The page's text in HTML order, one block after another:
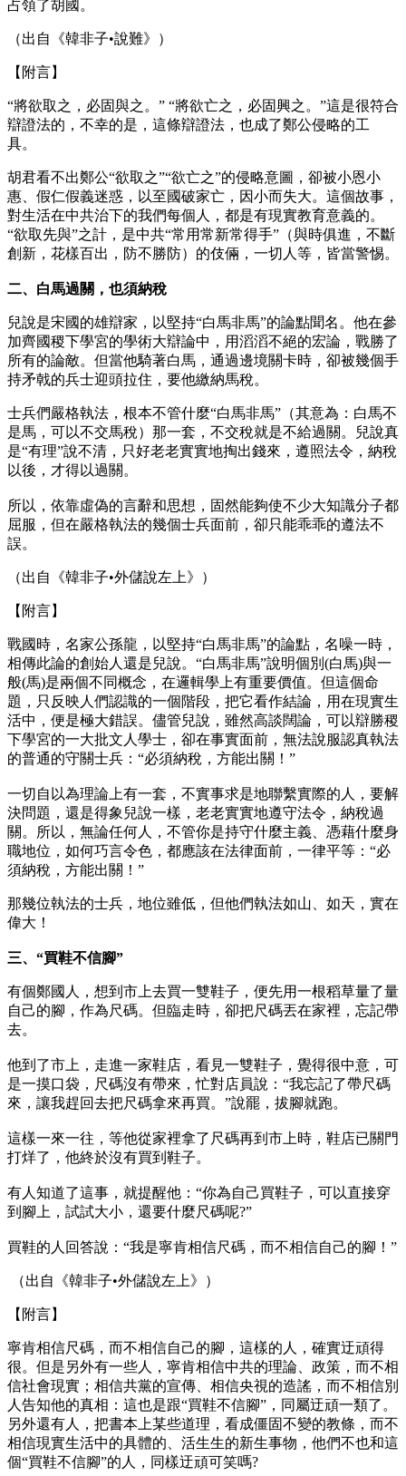
占領了胡國。
（出自《韓非子•說難》）
【附言】
“將欲取之，必固與之。” “將欲亡之，必固興之。”這是很符合
辯證法的，不幸的是，這條辯證法，也成了鄭公侵略的工
具。
胡君看不出鄭公“欲取之”“欲亡之”的侵略意圖，卻被小恩小
惠、假仁假義迷惑，以至國破家亡，因小而失大。這個故事，
對生活在中共治下的我們每個人，都是有現實教育意義的。
“欲取先與”之計，是中共“常用常新常得手”（與時俱進，不斷
創新，花樣百出，防不勝防）的伎倆，一切人等，皆當警惕。
二、白馬過關，也須納稅
兒說是宋國的雄辯家，以堅持“白馬非馬”的論點聞名。他在參
加齊國稷下學宮的學術大辯論中，用滔滔不絕的宏論，戰勝了
所有的論敵。但當他騎著白馬，通過邊境關卡時，卻被幾個手
持矛戟的兵士迎頭拉住，要他繳納馬稅。
士兵們嚴格執法，根本不管什麼“白馬非馬”（其意為：白馬不
是馬，可以不交馬稅）那一套，不交稅就是不給過關。兒說真
是“有理”說不清，只好老老實實地掏出錢來，遵照法令，納稅
以後，才得以過關。
所以，依靠虛偽的言辭和思想，固然能夠使不少大知識分子都
屈服，但在嚴格執法的幾個士兵面前，卻只能乖乖的遵法不
誤。
（出自《韓非子•外儲說左上》）
【附言】
戰國時，名家公孫龍，以堅持“白馬非馬”的論點，名噪一時，
相傳此論的創始人還是兒說。“白馬非馬”說明個別(白馬)與一
般(馬)是兩個不同概念，在邏輯學上有重要價值。但這個命
題，只反映人們認識的一個階段，把它看作結論，用在現實生
活中，便是極大錯誤。儘管兒說，雖然高談闊論，可以辯勝稷
下學宮的一大批文人學士，卻在事實面前，無法說服認真執法
的普通的守關士兵：“必須納稅，方能出關！”
一切自以為理論上有一套，不實事求是地聯繫實際的人，要解
決問題，還是得象兒說一樣，老老實實地遵守法令，納稅過
關。所以，無論任何人，不管你是持守什麼主義、憑藉什麼身
職地位，如何巧言令色，都應該在法律面前，一律平等：“必
須納稅，方能出關！”
那幾位執法的士兵，地位雖低，但他們執法如山、如天，實在
偉大！
三、“買鞋不信腳”
有個鄭國人，想到市上去買一雙鞋子，便先用一根稻草量了量
自己的腳，作為尺碼。但臨走時，卻把尺碼丟在家裡，忘記帶
去。
他到了市上，走進一家鞋店，看見一雙鞋子，覺得很中意，可
是一摸口袋，尺碼沒有帶來，忙對店員說：“我忘記了帶尺碼
來，讓我趕回去把尺碼拿來再買。”說罷，拔腳就跑。
這樣一來一往，等他從家裡拿了尺碼再到市上時，鞋店已關門
打烊了，他終於沒有買到鞋子。
有人知道了這事，就提醒他：“你為自己買鞋子，可以直接穿
到腳上，試試大小，還要什麼尺碼呢?”
買鞋的人回答說：“我是寧肯相信尺碼，而不相信自己的腳！”
（出自《韓非子•外儲說左上》）
【附言】
寧肯相信尺碼，而不相信自己的腳，這樣的人，確實迂頑得
很。但是另外有一些人，寧肯相信中共的理論、政策，而不相
信社會現實；相信共黨的宣傳、相信央視的造謠，而不相信別
人告知他的真相：這也是跟“買鞋不信腳”，同屬迂頑一類了。
另外還有人，把書本上某些道理，看成僵固不變的教條，而不
相信現實生活中的具體的、活生生的新生事物，他們不也和這
個“買鞋不信腳”的人，同樣迂頑可笑嗎?